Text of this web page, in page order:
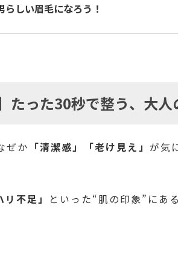
しい眉毛になろう！
たった30秒で整う、大
ぜか 「清潔感」「老け見え」 が気
不足」 といった“肌の印象”にあ